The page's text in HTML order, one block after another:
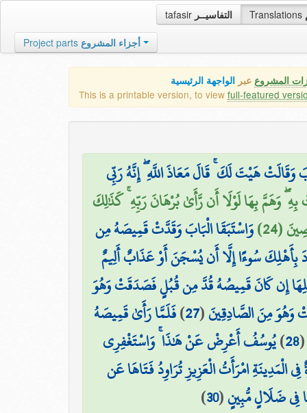
tafasir التفاسيــر Translations
Project parts أجزاء المشروع
المشروع عبر الواجهة الرئيسية
This is a printable version, to view full-featured
وَقَالَتْ هَيْتَ لَكَ ۚ قَالَ مَعَاذَ اللَّهِ ۖ إِنَّهُ رَبِّي
وَهَمَّ بِهَا لَوْلَا أَن رَّأَىٰ بُرْهَانَ رَبِّهِ ۚ كَذَٰلِكَ
(24)
وَاسْتَبَقَا الْبَابَ وَقَدَّتْ قَمِيصَهُ مِن
بِأَهْلِكَ سُوءًا إِلَّا أَن يُسْجَنَ أَوْ عَذَابٌ أَلِيمٌ
إِن كَانَ قَمِيصُهُ قُدَّ مِن قُبُلٍ فَصَدَقَتْ وَهُوَ
مِنَ الصَّادِقِينَ(
27
)فَلَمَّا رَأَىٰ قَمِيصَهُ
28
)يُوسُفُ أَعْرِضْ عَنْ هَٰذَا ۚ وَاسْتَغْفِرِي
الْمَدِينَةِ امْرَأَتُ الْعَزِيزِ تُرَاوِدُ فَتَاهَا عَن
فِي ضَلَالٍ مُّبِينٍ(
30
)